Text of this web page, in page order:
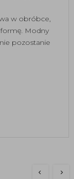
w obróbce,
formę. Modny
pozostanie